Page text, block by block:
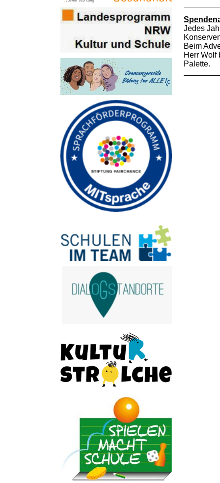
Jedes
Beim
Herr Wolf
Palette.